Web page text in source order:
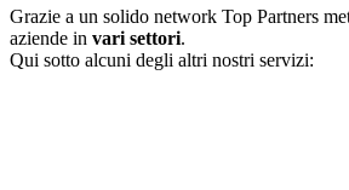
Grazie a un solido network Top Partners
aziende in vari settori.
Qui sotto alcuni degli altri nostri servizi: